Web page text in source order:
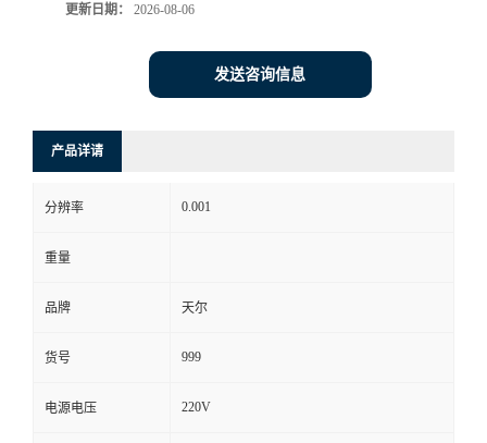
更新日期： 2026-08-06
发送咨询信息
产品详请
分辨率 0.001
重量
品牌 天尔
货号 999
电源电压 220V